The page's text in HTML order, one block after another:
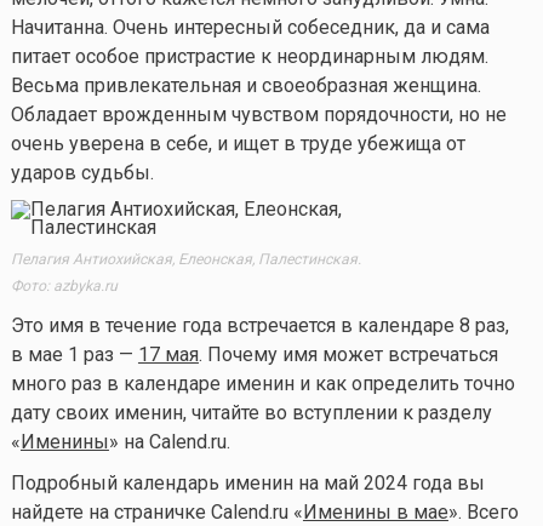
Начитанна. Очень интересный собеседник, да и сама
питает особое пристрастие к неординарным людям.
Весьма привлекательная и своеобразная женщина.
Обладает врожденным чувством порядочности, но не
очень уверена в себе, и ищет в труде убежища от
ударов судьбы.
Пелагия Антиохийская, Елеонская, Палестинская.
Фото: azbyka.ru
Это имя в течение года встречается в календаре 8 раз,
в мае 1 раз — 17 мая. Почему имя может встречаться
много раз в календаре именин и как определить точно
дату своих именин, читайте во вступлении к разделу
« Именины» на Calend.ru.
Подробный календарь именин на май 2024 года вы
найдете на страничке Calend.ru « Именины в мае». Всего